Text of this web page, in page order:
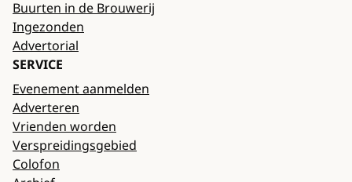
Buurten in de Brouwerij
Ingezonden
Advertorial
SERVICE
Evenement aanmelden
Adverteren
Vrienden worden
Verspreidingsgebied
Colofon